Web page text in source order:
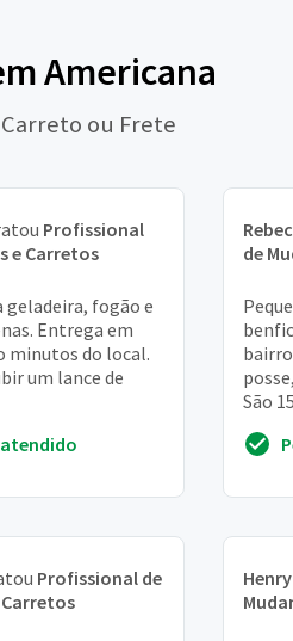
Americana
ou Frete
Profissional
e Carretos
geladeira, fogão e
Entrega em
minutos do local.
um lance de
de
São
1mt
Profissional de
Henry